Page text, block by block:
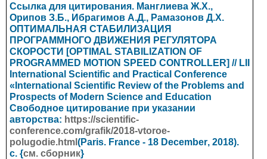
Ссылка для цитирования. Манглиева Ж.Х.,
Орипов З.Б., Ибрагимов А.Д., Рамазонов Д.Х.
ОПТИМАЛЬНАЯ СТАБИЛИЗАЦИЯ
ПРОГРАММНОГО ДВИЖЕНИЯ РЕГУЛЯТОРА
СКОРОСТИ [OPTIMAL STABILIZATION OF
PROGRAMMED MOTION SPEED CONTROLLER] // LII
International Scientific and Practical Conference
«International Scientific Review of the Problems and
Prospects of Modern Science and Education
Свободное цитирование при указании
авторства: https://scientific-
conference.com/grafik/2018-vtoroe-
polugodie.html (Paris. France - 18 December, 2018).
с. {см. сборник}